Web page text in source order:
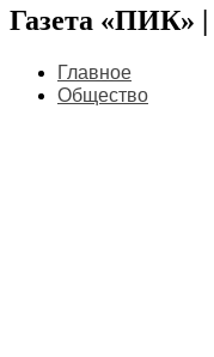
Газета «ПИК»
Главное
Общество